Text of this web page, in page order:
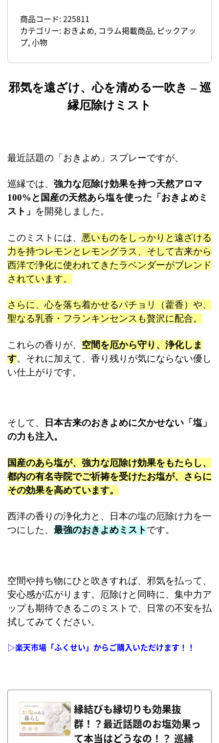
運
を
引
寄
る
り
ス
ト
-
巡
お
き
よ
め
ス
プ
レ
ー
商品コード:225811
カテゴリー: おきよめ, コラム掲載商品, ピックアッ
プ,小物
邪気を遠ざけ、心を清める一吹き – 巡
縁厄除けミスト
最近話題の「おきよめ」スプレーですが、
巡縁では、 強力な厄除け効果を持つ天然アロマ
100%と国産の天然あら塩を使った「おきよめミ
スト」 を開発しました。
このミストには、 悪いものをしっかりと遠ざける
力を持つレモンとレモングラス、そして古来から
西洋で浄化に使われてきたラベンダーがブレンド
されています。
さらに、心を落ち着かせるパチョリ（藿香）や、
聖なる乳香・フランキンセンスも贅沢に配合。
これらの香りが、 空間を厄から守り、浄化しま
す。それに加えて、香り残りが気にならない優し
い仕上がりです。
そして、
日本古来のおきよめに欠かせない「塩」
の力も注入。
国産のあら塩が、強力な厄除け効果をもたらし、
都内の有名寺院でご祈祷を受けたお塩が、さらに
その効果を高めています。
西洋の香りの浄化力と、日本の塩の厄除け力を一
つにした、 最強のおきよめミストです。
空間や持ち物にひと吹きすれば、邪気を払って、
安心感が広がります。厄除けと同時に、集中力ア
ップも期待できるこのミストで、日常の不安を払
拭してみてください。
▷楽天市場「ふくせい」からご購入いただけます！！
縁結びも縁切りも効果抜
群！？最近話題のお塩効果っ
て本当はどうなの！？ 巡縁